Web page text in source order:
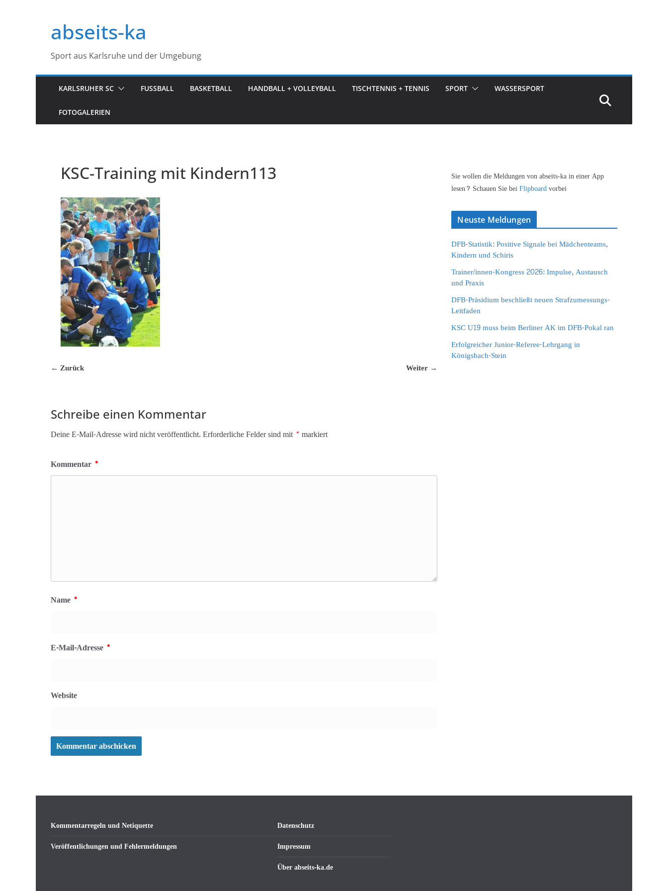
springenabseits-ka
Sport aus Karlsruhe und der Umgebung
KARLSRUHER SC FUSSBALL BASKETBALL HANDBALL + VOLLEYBALL TISCHTENNIS + TENNIS SPORT WASSERSPORT
FOTOGALERIEN
KSC-Training mit Kindern113
← Zurück Weiter →
Schreibe einen Kommentar
Deine E-Mail-Adresse wird nicht veröffentlicht.Erforderliche Felder sind mit *markiert
Kommentar *
Name *
E-Mail-Adresse *
Website
Sie wollen die Meldungen von abseits-ka in einer App
lesen? Schauen Sie beiFlipboardvorbei
Neuste Meldungen
DFB-Statistik: Positive Signale bei Mädchenteams,
Kindern und Schiris
Trainer/innen-Kongress 2026: Impulse, Austausch
und Praxis
DFB-Präsidium beschließt neuen Strafzumessungs-
Leitfaden
KSC U19 muss beim Berliner AK im DFB-Pokal ran
Erfolgreicher Junior-Referee-Lehrgang in
Königsbach-Stein
Kommentarregeln und Netiquette
Veröffentlichungen und Fehlermeldungen
Datenschutz
Impressum
Über abseits-ka.de